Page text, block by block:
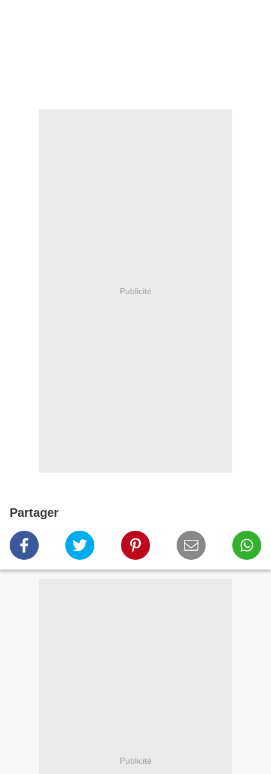
Publicité
Partager
Publicité